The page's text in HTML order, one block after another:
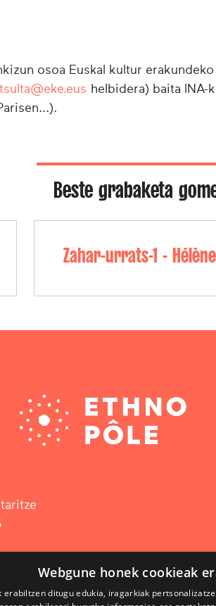
osoa Euskal kultur
helbidera) baita INA-
Beste grabaketa
Zahar-urrats-1 -
Webgune honek cookieak
erabiltzen ditugu edukia, iragarkiak